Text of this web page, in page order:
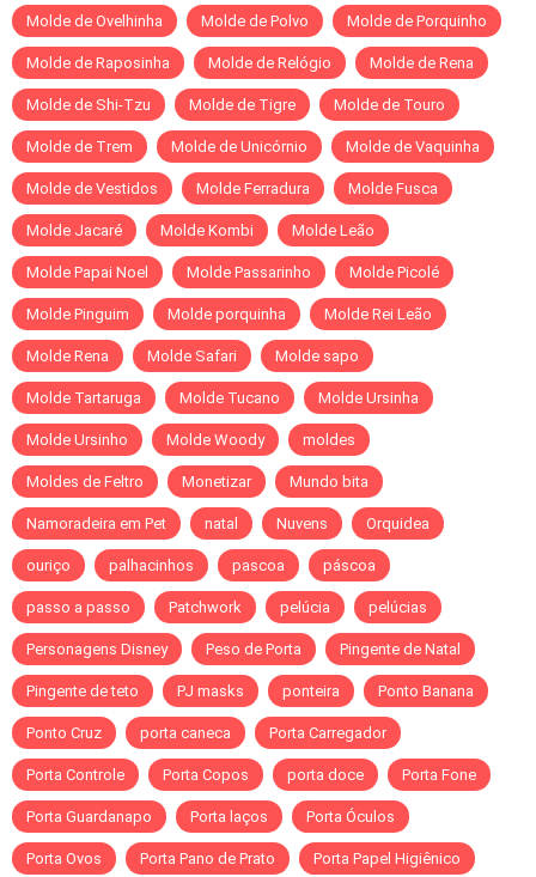
Molde de Ovelhinha Molde de Polvo Molde de Porquinho
Molde de Raposinha Molde de Relógio Molde de Rena
Molde de Shi-Tzu Molde de Tigre Molde de Touro
Molde de Trem Molde de Unicórnio Molde de Vaquinha
Molde de Vestidos Molde Ferradura Molde Fusca
Molde Jacaré Molde Kombi Molde Leão
Molde Papai Noel Molde Passarinho Molde Picolé
Molde Pinguim Molde porquinha Molde Rei Leão
Molde Rena Molde Safari Molde sapo
Molde Tartaruga Molde Tucano Molde Ursinha
Molde Ursinho Molde Woody moldes
Moldes de Feltro Monetizar Mundo bita
Namoradeira em Pet natal Nuvens Orquidea
ouriço palhacinhos pascoa páscoa
passo a passo Patchwork pelúcia pelúcias
Personagens Disney Peso de Porta Pingente de Natal
Pingente de teto PJ masks ponteira Ponto Banana
Ponto Cruz porta caneca Porta Carregador
Porta Controle Porta Copos porta doce Porta Fone
Porta Guardanapo Porta laços Porta Óculos
Porta Ovos Porta Pano de Prato Porta Papel Higiênico